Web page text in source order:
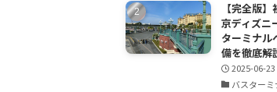
【完全版
京ディズニ
ターミナル
備を徹底解
2025-06-23
バスター